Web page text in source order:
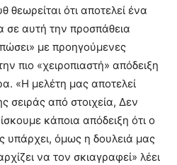
θεωρείται ότι αποτελεί ένα
σε αυτή την προσπάθεια
με προηγούμενες
πιο «χειροπιαστή» απόδειξη
«Η μελέτη μας αποτελεί
σειράς από στοιχεία, Δεν
κάποια απόδειξη ότι ο
υπάρχει, όμως η δουλειά μας
να τον σκιαγραφεί» λέει